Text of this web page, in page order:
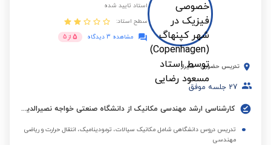
استاد تایید شده
سطح استاد:
مشاهده 3 دیدگاه
5 از 5
تدریس حضوری - شیراز
27 جلسه موفق
کارشناسی ارشد مهندسی مکانیک از دانشگاه صنعتی خواجه نصیرالدین طوسی
تدریس دروس دانشگاهی شامل مکانیک سیالات، ترمودینامیک، انتقال حرارت و ریاضی
مهندسی